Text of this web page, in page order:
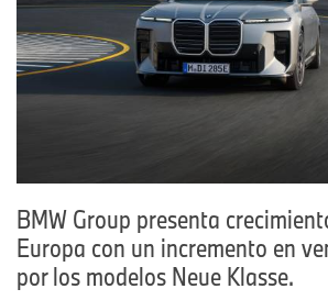
BMW Group presenta
Europa con un incremento en
por los modelos Neue Klasse.